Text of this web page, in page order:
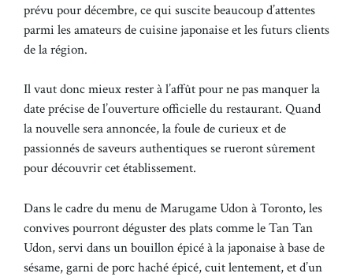
prévu pour décembre, ce qui suscite beaucoup d’attentes
parmi les amateurs de cuisine japonaise et les futurs clients
de la région.
Il vaut donc mieux rester à l’affût pour ne pas manquer la
date précise de l’ouverture officielle du restaurant. Quand
la nouvelle sera annoncée, la foule de curieux et de
passionnés de saveurs authentiques se rueront sûrement
pour découvrir cet établissement.
Dans le cadre du menu de Marugame Udon à Toronto, les
convives pourront déguster des plats comme le Tan Tan
Udon, servi dans un bouillon épicé à la japonaise à base de
sésame, garni de porc haché épicé, cuit lentement, et d’un